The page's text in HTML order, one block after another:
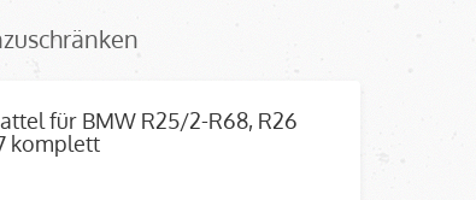
für BMW R25/2-R68, R26
komplett